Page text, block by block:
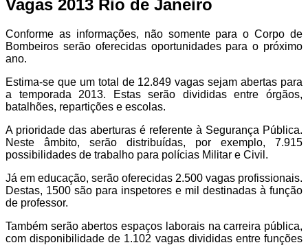
Vagas 2013 Rio de Janeiro
Conforme as informações, não somente para o Corpo de
Bombeiros serão oferecidas oportunidades para o próximo
ano.
Estima-se que um total de 12.849 vagas sejam abertas para
a temporada 2013. Estas serão divididas entre órgãos,
batalhões, repartições e escolas.
A prioridade das aberturas é referente à Segurança Pública.
Neste âmbito, serão distribuídas, por exemplo, 7.915
possibilidades de trabalho para polícias Militar e Civil.
Já em educação, serão oferecidas 2.500 vagas profissionais.
Destas, 1500 são para inspetores e mil destinadas à função
de professor.
Também serão abertos espaços laborais na carreira pública,
com disponibilidade de 1.102 vagas divididas entre funções